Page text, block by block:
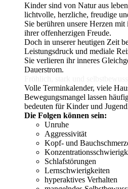
Kinder sind von Natur aus
lichtvolle, herzliche, freudige
Sie berühren unsere Herzen
ihrer offenherzigen Freude.
Doch in unserer heutigen Zeit
Leistungsdruck und mediale
Sie verlieren ihr inneres
Dauerstrom.
Volle Terminkalender, viele
Bewegungsmangel lassen
bedeuten für Kinder und
Die Folgen können sein: ­
Unruhe
Aggressivität
Kopf- und
Schlaf­störungen
Lernschwierigkeiten
hyperaktives Verhalten